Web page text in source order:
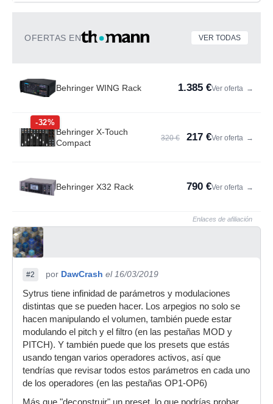
OFERTAS EN VER TODAS
Behringer WING Rack 1.385 €Ver oferta →
-32%
Behringer X-Touch
Compact
320 € 217 €Ver oferta →
Behringer X32 Rack 790 €Ver oferta →
Enlaces de afiliación
#2 por DawCrash el 16/03/2019
Sytrus tiene infinidad de parámetros y modulaciones
distintas que se pueden hacer. Los arpegios no solo se
hacen manipulando el volumen, también puede estar
modulando el pitch y el filtro (en las pestañas MOD y
PITCH). Y también puede que los presets que estás
usando tengan varios operadores activos, así que
tendrías que revisar todos estos parámetros en cada uno
de los operadores (en las pestañas OP1-OP6)